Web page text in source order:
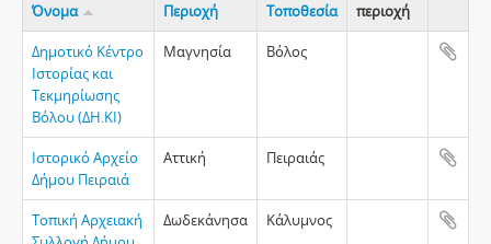
Όνομα Περιοχή Τοποθεσία
περιοχή
Δημοτικό Κέντρο
Ιστορίας και
Τεκμηρίωσης
Βόλου (ΔΗ.ΚΙ)
Μαγνησία Βόλος
Ιστορικό Αρχείο
Δήμου Πειραιά
Αττική Πειραιάς
Τοπική Αρχειακή
Δωδεκάνησα Κάλυμνος